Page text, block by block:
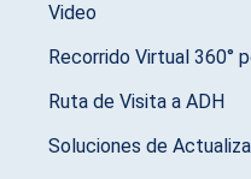
Video
Recorrido Virtual 360°
Ruta de Visita a ADH
Soluciones de